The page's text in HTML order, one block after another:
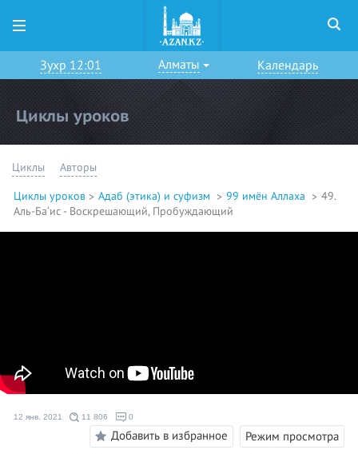
Зухр 12:01 Алматы Календарь
Циклы уроков
Циклы Авторы
Циклы уроков Адаб (этика) и суфизм 99 имён Аллаха
49.
Аль-Ба‘ис - Воскрешающий, Пробуждающий
12 янв. 2021 11 806 0
Добавить в избранное Режим просмотра